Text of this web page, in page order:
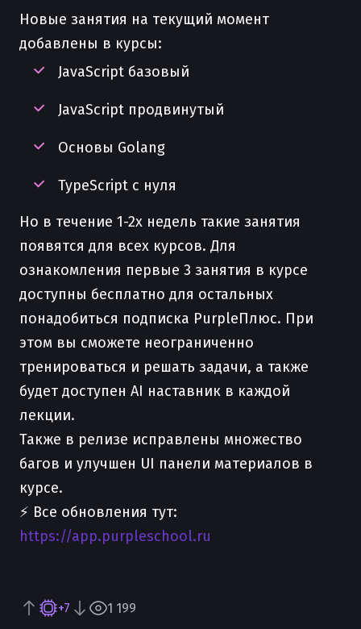
Новые занятия на текущий момент
добавлены в курсы:
JavaScript базовый
JavaScript продвинутый
Основы Golang
TypeScript с нуля
Но в течение 1-2х недель такие занятия
появятся для всех курсов. Для
ознакомления первые 3 занятия в курсе
доступны бесплатно для остальных
понадобиться подписка PurpleПлюс. При
этом вы сможете неограниченно
тренироваться и решать задачи, а также
будет доступен AI наставник в каждой
лекции.
Также в релизе исправлены множество
багов и улучшен UI панели материалов в
курсе.
⚡️ Все обновления тут:
https://app.purpleschool.ru
+7 1 199